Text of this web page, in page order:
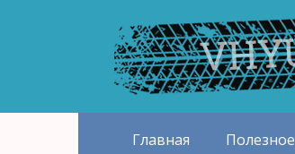
Главная Полезное